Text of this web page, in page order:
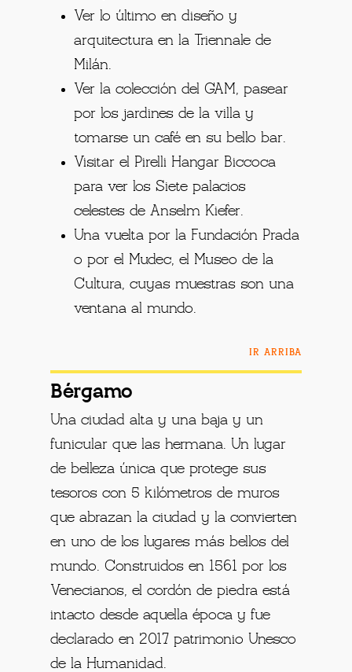
Ver lo último en diseño y
arquitectura en la Triennale de
Milán.
Ver la colección del GAM, pasear
por los jardines de la villa y
tomarse un café en su bello bar.
Visitar el Pirelli Hangar Biccoca
para ver los Siete palacios
celestes de Anselm Kiefer.
Una vuelta por la Fundación Prada
o por el Mudec, el Museo de la
Cultura, cuyas muestras son una
ventana al mundo.
IR ARRIBA
Bérgamo
Una ciudad alta y una baja y un
funicular que las hermana. Un lugar
de belleza única que protege sus
tesoros con 5 kilómetros de muros
que abrazan la ciudad y la convierten
en uno de los lugares más bellos del
mundo. Construidos en 1561 por los
Venecianos, el cordón de piedra está
intacto desde aquella época y fue
declarado en 2017 patrimonio Unesco
de la Humanidad.